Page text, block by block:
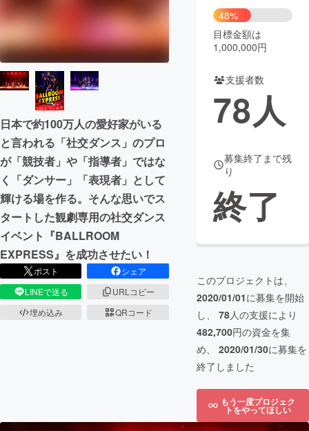
CAMPFIRE for Social Good CAMPFIRE Creation
CAMPFIREふるさと納税machi-ya コミュニティ
日本で約100万人の愛好家がいる
と言われる「社交ダンス」のプロ
が「競技者」や「指導者」ではな
く「ダンサー」「表現者」として
輝ける場を作る。そんな思いでス
タートした観劇専用の社交ダンス
イベント『BALLROOM
EXPRESS』を成功させたい！
ポスト
シェア
LINEで送る
URLコピー
埋め込み
QRコード
48%
目標金額は
1,000,000円
支援者数
78人
募集終了まで残
り
終了
このプロジェクトは、
2020/01/01に募集を開始
し、 78人の支援により
482,700円の資金を集
め、 2020/01/30に募集を
終了しました
もう一度プロジェク
トをやってほしい